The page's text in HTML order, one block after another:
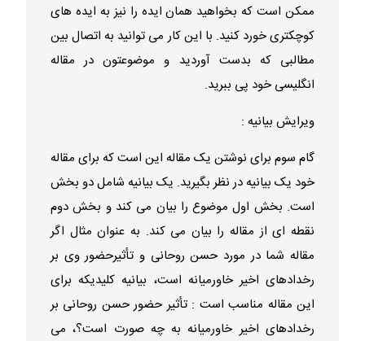
ممکن است که بخواهید همان ایده را نیز به ایده های
کوچکتری خورد کنید. با این کار می توانید به اتصال بین
مطالبی که بدست آوردید و موضوعتون در مقاله
انگلیسی خود پی ببرید.
ویرایش بیانیه :
گام سوم برای نوشتن یک مقاله این است که برای مقاله
خود یک بیانیه در نظر بگیرید. یک بیانیه شامل دو بخش
است. بخش اول موضوع را بیان می کند و بخش دوم
نقطه ای از مقاله را بیان می کند. به عنوان مثال اگر
مقاله شما در مورد حسن روحانی و تأثیرحضور وی بر
رخدادهای اخیر خاورمیانه است، بیانیه کلیدیکه برای
این مقاله مناسب است : تأثیر حضور حسن روحانی بر
رخدادهای اخیر خاورمیانه به چه صورت است؟، می